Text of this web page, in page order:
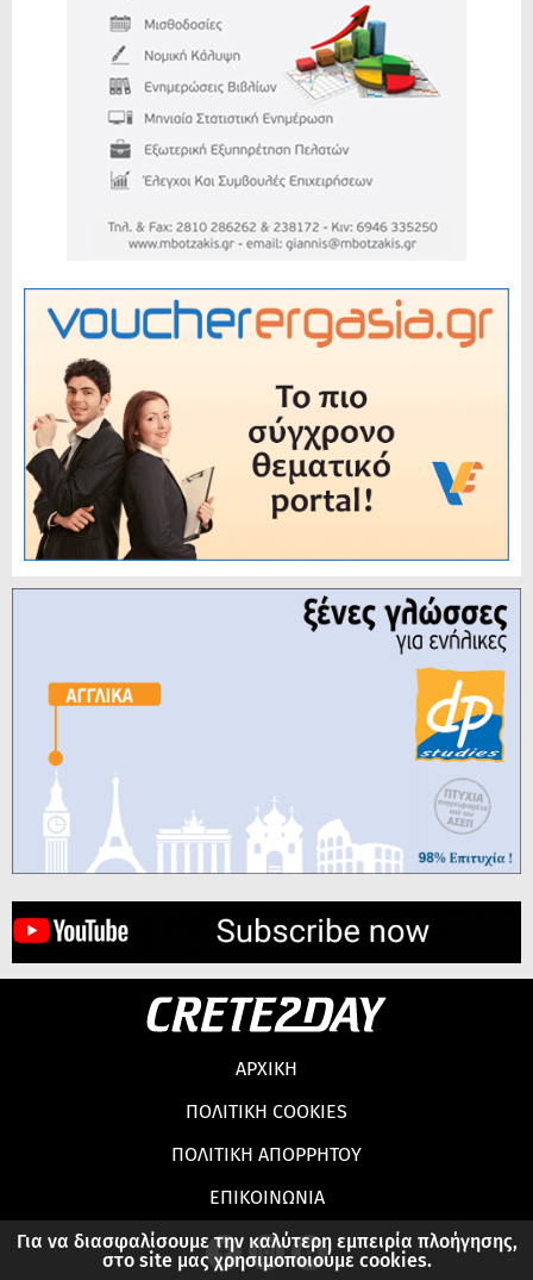
Για να διασφαλίσουμε την καλύτερη εμπειρία πλοήγησης,
στο site μας χρησιμοποιούμε cookies.
ΑΡΧΙΚΗ
ΠΟΛΙΤΙΚΗ COOKIES
ΠΟΛΙΤΙΚΗ ΑΠΟΡΡΗΤΟΥ
ΕΠΙΚΟΙΝΩΝΙΑ